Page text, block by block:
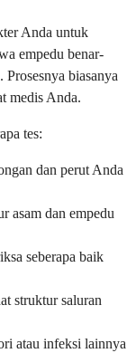
Anda untuk
empedu benar-
biasanya
medis Anda.
tes:
dan perut Anda
asam dan empedu
seberapa baik
struktur saluran
atau infeksi lainnya